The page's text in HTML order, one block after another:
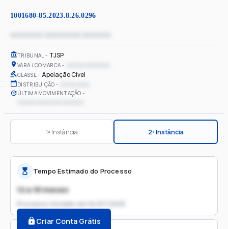
1001680-85.2023.8.26.0296
TRIBUNAL TJSP
VARA / COMARCA
CLASSE Apelação Cível
DISTRIBUIÇÃO
ÚLTIMA MOVIMENTAÇÃO
1ª Instância 2ª Instância
Tempo Estimado do Processo
12 a 18 meses
Processo iniciado em
Criar Conta Grátis